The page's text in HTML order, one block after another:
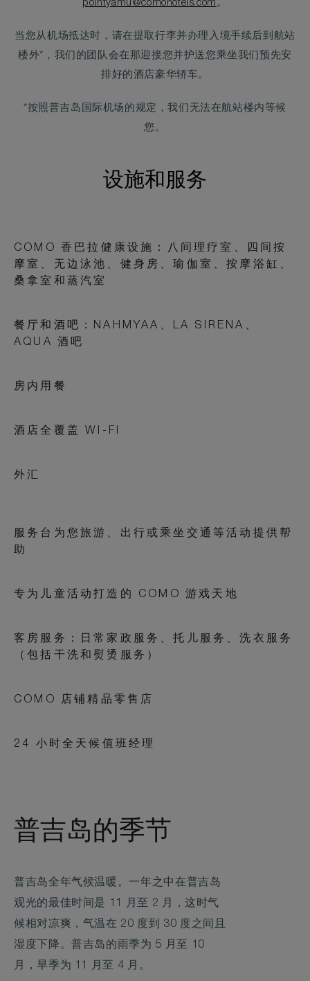
pointyamu@comohotels.com 。
当您从机场抵达时，请在提取行李并办理入境手续后到航站
楼外*，我们的团队会在那迎接您并护送您乘坐我们预先安
排好的酒店豪华轿车。
*按照普吉岛国际机场的规定，我们无法在航站楼内等候
您。
设施和服务
COMO 香巴拉健康设施：八间理疗室、四间按
摩室、无边泳池、健身房、瑜伽室、按摩浴缸、
桑拿室和蒸汽室
餐厅和酒吧：NAHMYAA、LA SIRENA、
AQUA 酒吧
房内用餐
酒店全覆盖 WI-FI
外汇
服务台为您旅游、出行或乘坐交通等活动提供帮
助
专为儿童活动打造的 COMO 游戏天地
客房服务：日常家政服务、托儿服务、洗衣服务
（包括干洗和熨烫服务）
COMO 店铺精品零售店
24 小时全天候值班经理
普吉岛的季节
普吉岛全年气候温暖。一年之中在普吉岛
观光的最佳时间是 11 月至 2 月，这时气
候相对凉爽，气温在 20 度到 30 度之间且
湿度下降。普吉岛的雨季为 5 月至 10
月，旱季为 11 月至 4 月。